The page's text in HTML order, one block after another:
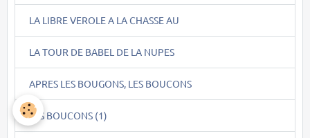
LA LIBRE VEROLE A LA CHASSE AU
LA TOUR DE BABEL DE LA NUPES
APRES LES BOUGONS, LES BOUCONS
LES BOUCONS (1)